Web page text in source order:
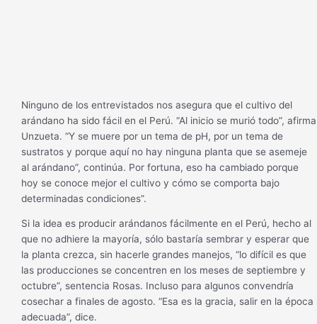
Ninguno de los entrevistados nos asegura que el cultivo del
arándano ha sido fácil en el Perú. “Al inicio se murió todo”, afirma
Unzueta. “Y se muere por un tema de pH, por un tema de
sustratos y porque aquí no hay ninguna planta que se asemeje
al arándano”, continúa. Por fortuna, eso ha cambiado porque
hoy se conoce mejor el cultivo y cómo se comporta bajo
determinadas condiciones”.
Si la idea es producir arándanos fácilmente en el Perú, hecho al
que no adhiere la mayoría, sólo bastaría sembrar y esperar que
la planta crezca, sin hacerle grandes manejos, “lo difícil es que
las producciones se concentren en los meses de septiembre y
octubre”, sentencia Rosas. Incluso para algunos convendría
cosechar a finales de agosto. “Esa es la gracia, salir en la época
adecuada”, dice.